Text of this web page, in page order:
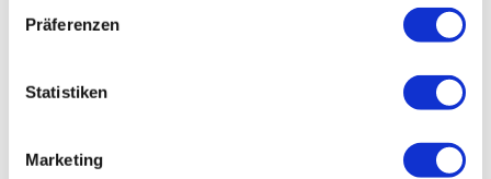
Präferenzen
Statistiken
Marketing